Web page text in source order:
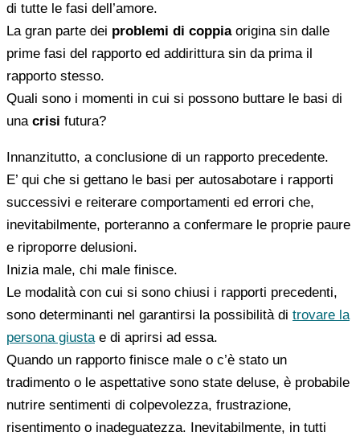
di tutte le fasi dell’amore.
La gran parte dei problemi di coppiaorigina sin dalle
prime fasi del rapporto ed addirittura sin da prima il
rapporto stesso.
Quali sono i momenti in cui si possono buttare le basi di
una crisi futura?
Innanzitutto, a conclusione di un rapporto precedente.
E’ qui che si gettano le basi per autosabotare i rapporti
successivi e reiterare comportamenti ed errori che,
inevitabilmente, porteranno a confermare le proprie paure
e riproporre delusioni.
Inizia male, chi male finisce.
Le modalità con cui si sono chiusi i rapporti precedenti,
sono determinanti nel garantirsi la possibilità di trovare la
persona giusta e di aprirsi ad essa.
Quando un rapporto finisce male o c’è stato un
tradimento o le aspettative sono state deluse, è probabile
nutrire sentimenti di colpevolezza, frustrazione,
risentimento o inadeguatezza. Inevitabilmente, in tutti